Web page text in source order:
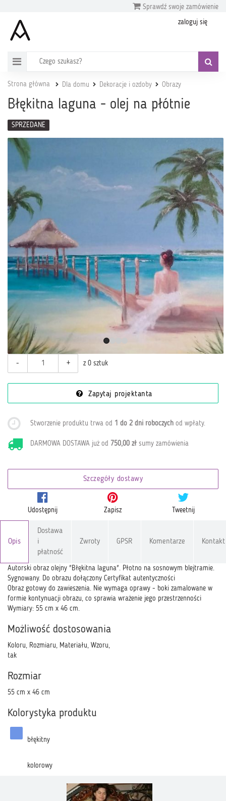
Sprawdź swoje zamówienie
zaloguj się
Strona główna Dla domu Dekoracje i ozdoby Obrazy
Błękitna laguna - olej na płótnie
SPRZEDANE
- + z 0 sztuk
Zapytaj projektanta
Stworzenie produktu trwa od 1 do 2 dni roboczych od wpłaty.
DARMOWA DOSTAWA już od 750,00 zł sumy zamówienia
Szczegóły dostawy
Udostępnij Zapisz Tweetnij
Opis
Dostawa
i
płatność
Zwroty GPSR Komentarze Kontakt
Autorski obraz olejny "Błękitna laguna". Płotno na sosnowym blejtramie.
Sygnowany. Do obrazu dołączony Certyfikat autentyczności
Obraz gotowy do zawieszenia. Nie wymaga oprawy - boki zamalowane w
formie kontynuacji obrazu, co sprawia wrażenie jego przestrzenności
Wymiary: 55 cm x 46 cm.
Możliwość dostosowania
Koloru, Rozmiaru, Materiału, Wzoru,
tak
Rozmiar
55 cm x 46 cm
Kolorystyka produktu
błękitny
kolorowy